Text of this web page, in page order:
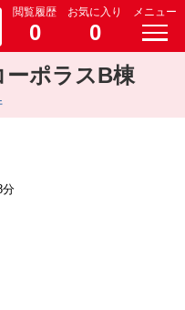
閲覧履歴
0
お気に入り
0
メニュー
ーポラスB棟
分